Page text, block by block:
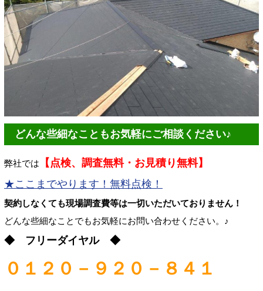
どんな些細なこともお気軽にご相談ください♪
弊社では
【点検、調査無料・お見積り無料】
★ここまでやります！無料点検！
契約しなくても現場調査費等は一切いただいておりません！
どんな些細なことでもお気軽にお問い合わせください。♪
◆ フリーダイヤル ◆
０１２０－９２０－８４１